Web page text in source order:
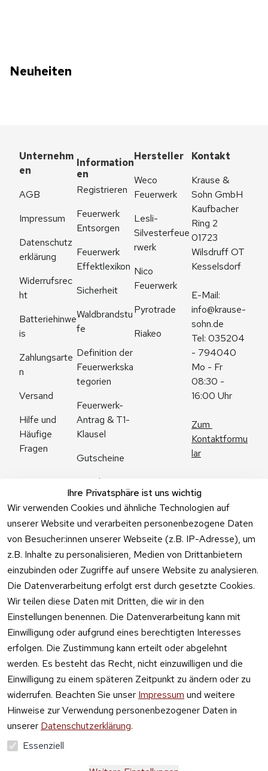
Neuheiten
Ihre Privatsphäre ist uns wichtig
Wir verwenden Cookies und ähnliche Technologien auf
unserer Website und verarbeiten personenbezogene Daten
von Besucher:innen unserer Webseite (z.B. IP-Adresse), um
z.B. Inhalte zu personalisieren, Medien von Drittanbietern
einzubinden oder Zugriffe auf unsere Website zu analysieren.
Die Datenverarbeitung erfolgt erst durch gesetzte Cookies.
Wir teilen diese Daten mit Dritten, die wir in den
Einstellungen benennen. Die Datenverarbeitung kann mit
Einwilligung oder aufgrund eines berechtigten Interesses
erfolgen. Die Zustimmung kann erteilt oder abgelehnt
werden. Es besteht das Recht, nicht einzuwilligen und die
Einwilligung zu einem späteren Zeitpunkt zu ändern oder zu
widerrufen. Beachten Sie unser Impressum und weitere
Hinweise zur Verwendung personenbezogener Daten in
unserer Datenschutzerklärung.
Essenziell
Unternehm
en
AGB
Impressum
Datenschutz
erklärung
Widerrufsrec
ht
Batteriehinwe
is
Zahlungsarte
n
Versand
Hilfe und
Häufige
Fragen
Information
en
Registrieren
Feuerwerk
Entsorgen
Feuerwerk
Effektlexikon
Sicherheit
Waldbrandstu
fe
Definition der
Feuerwerkska
tegorien
Feuerwerk-
Antrag & T1-
Klausel
Gutscheine
Angebote
Feuerwerk
Online kaufen
Hersteller
Weco
Feuerwerk
Lesli-
Silvesterfeue
rwerk
Nico
Feuerwerk
Pyrotrade
Riakeo
Kontakt
Krause &
Sohn GmbH
Kaufbacher
Ring 2
01723
Wilsdruff OT
Kesselsdorf
info@krause-
sohn.de
Tel: 035204
- 794040
Mo - Fr
08:30 -
16:00 Uhr
Zum
Kontaktformu
lar
Vertrag
widerrufen